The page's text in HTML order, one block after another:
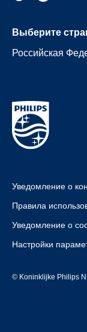
Выберите
Российская
Уведомление о
Правила
Уведомление о
Настройки
© Koninklijke Philips